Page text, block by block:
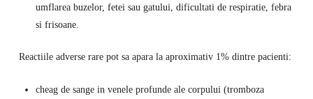
umflarea buzelor, fetei sau gatului, dificultati de respiratie, febra
si frisoane.
Reactiile adverse rare pot sa apara la aproximativ 1% dintre pacienti:
cheag de sange in venele profunde ale corpului (tromboza